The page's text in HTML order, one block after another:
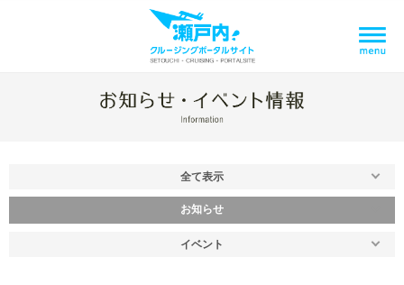
全て表示
お知らせ
イベント